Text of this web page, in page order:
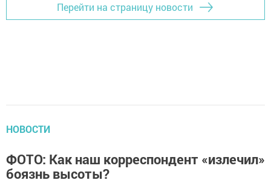
Перейти на страницу новости
НОВОСТИ
ФОТО: Как наш корреспондент «излечил»
боязнь высоты?